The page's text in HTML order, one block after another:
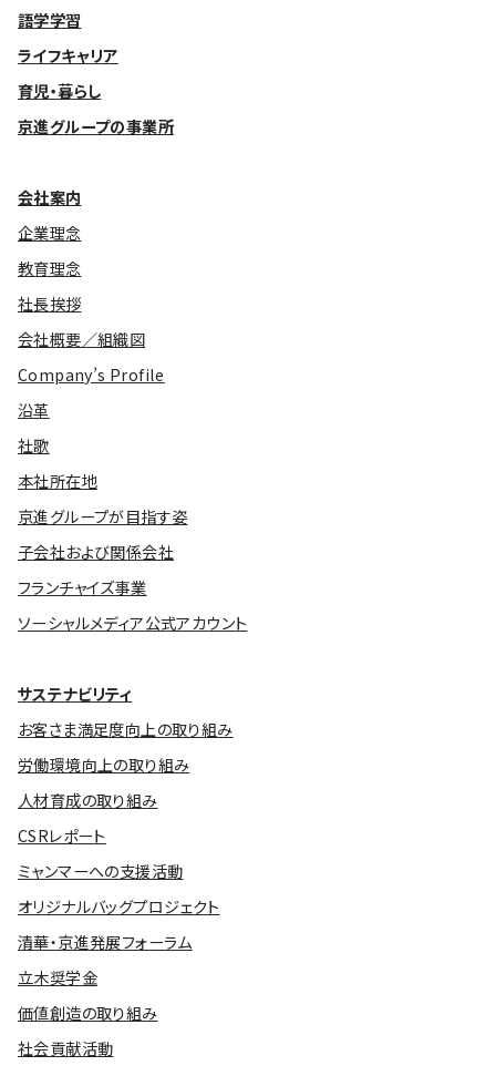
語学学習
ライフキャリア
育児・暮らし
京進グループの事業所
会社案内
企業理念
教育理念
社長挨拶
会社概要／組織図
Company’s Profile
沿革
社歌
本社所在地
京進グループが目指す姿
子会社および関係会社
フランチャイズ事業
ソーシャルメディア公式アカウント
サステナビリティ
お客さま満足度向上の取り組み
労働環境向上の取り組み
人材育成の取り組み
CSRレポート
ミャンマーへの支援活動
オリジナルバッグプロジェクト
清華・京進発展フォーラム
立木奨学金
価値創造の取り組み
社会貢献活動